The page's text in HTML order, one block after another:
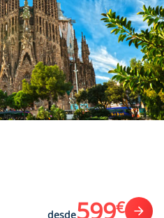
desde599€